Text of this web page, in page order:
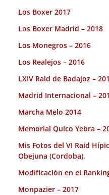
Los Boxer 2017
Los Boxer Madrid – 2018
Los Monegros – 2016
Los Realejos – 2016
LXIV Raid de Badajoz –
Madrid Internacional –
Marcha Melo 2014
Memorial Quico Yebra –
Mis Fotos del VI Raid
Obejuna (Cordoba).
Modificación en el
Monpazier – 2017